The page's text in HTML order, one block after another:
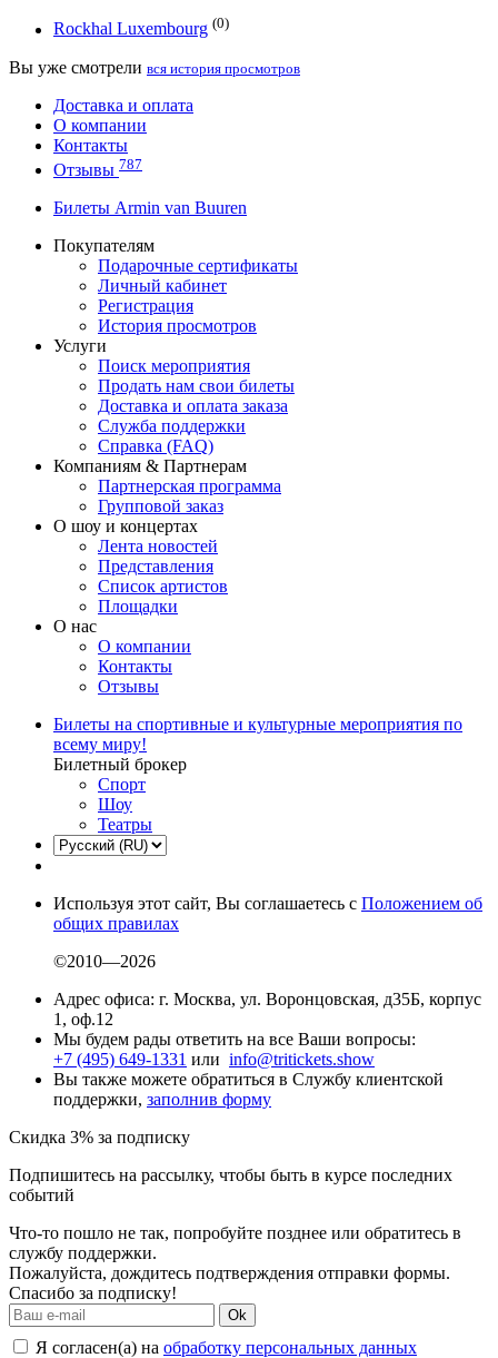
Rockhal Luxembourg (0)
Вы уже смотрели вся история просмотров
Доставка и оплата
О компании
Контакты
Отзывы 787
Билеты Armin van Buuren
Покупателям
Подарочные сертификаты
Личный кабинет
Регистрация
История просмотров
Услуги
Поиск мероприятия
Продать нам свои билеты
Доставка и оплата заказа
Служба поддержки
Справка (FAQ)
Компаниям & Партнерам
Партнерская программа
Групповой заказ
О шоу и концертах
Лента новостей
Представления
Список артистов
Площадки
О нас
О компании
Контакты
Отзывы
Билеты на спортивные и культурные мероприятия по
всему миру!
Билетный брокер
Спорт
Шоу
Театры
Используя этот сайт, Вы соглашаетесь с Положением об
общих правилах
©2010—2026
Адрес офиса: г. Москва, ул. Воронцовская, д35Б, корпус
1, оф.12
Мы будем рады ответить на все Ваши вопросы:
+7 (495) 649-1331 или info@tritickets.show
Вы также можете обратиться в Службу клиентской
поддержки, заполнив форму
Скидка 3% за подписку
Подпишитесь на рассылку, чтобы быть в курсе последних
событий
Что-то пошло не так, попробуйте позднее или обратитесь в
службу поддержки.
Пожалуйста, дождитесь подтверждения отправки формы.
Спасибо за подписку!
Ok
Я согласен(а) на обработку персональных данных